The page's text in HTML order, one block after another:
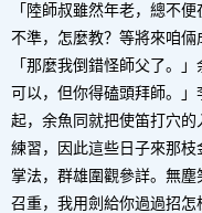
「陸師叔雖然年老，總不
不準，怎麼教？等將來咱倆
「那麼我倒錯怪師父了。
可以，但你得磕頭拜師。
起，余魚同就把使笛打穴
練習，因此這些日子來那
掌法，群雄圍觀參詳。無
召重，我用劍給你過過招怎